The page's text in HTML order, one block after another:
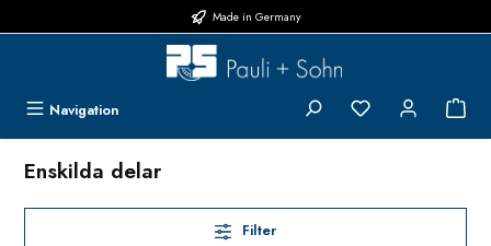
Made in Germany
Navigation Du har 0 objekt i
Enskilda delar
Filter